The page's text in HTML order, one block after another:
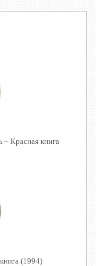
– Красная книга
(1994)